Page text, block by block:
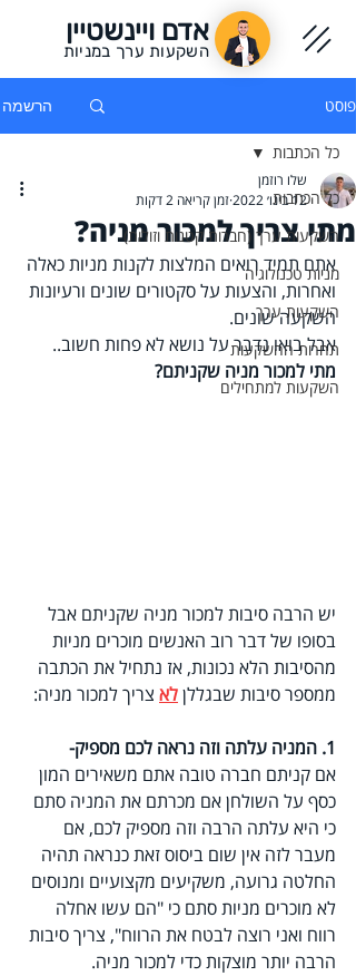
השקעות ערך במניות
אדם ויינשטיין
פוסט הרשמה
כל הכתבות
השקעות ערך (חברות קטנות וזולות)
מניות טכנולוגיה
השקעות ערך
תחרות ההשקעות
השקעות למתחילים
כל הכתבות
מתי צריך למכור מניה?
שלו רוזמן
12 בינו׳ 2022
זמן קריאה 2 דקות
אתם תמיד רואים המלצות לקנות מניות כאלה
ואחרות, והצעות על סקטורים שונים ורעיונות
השקעה שונים.
אבל בואו נדבר על נושא לא פחות חשוב..
מתי למכור מניה שקניתם?
יש הרבה סיבות למכור מניה שקניתם אבל
בסופו של דבר רוב האנשים מוכרים מניות
מהסיבות הלא נכונות, אז נתחיל את הכתבה
ממספר סיבות שבגללן לא צריך למכור מניה:
1. המניה עלתה וזה נראה לכם מספיק-
אם קניתם חברה טובה אתם משאירים המון
כסף על השולחן אם מכרתם את המניה סתם
כי היא עלתה הרבה וזה מספיק לכם, אם
מעבר לזה אין שום ביסוס זאת כנראה תהיה
החלטה גרועה, משקיעים מקצועיים ומנוסים
לא מוכרים מניות סתם כי "הם עשו אחלה
רווח ואני רוצה לבטח את הרווח", צריך סיבות
הרבה יותר מוצקות כדי למכור מניה.